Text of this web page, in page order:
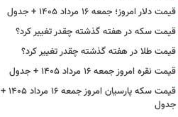
قیمت دلار امروز؛ جمعه ۱۶ مرداد ۱۴۰۵ + جدول
قیمت سکه در هفته گذشته چقدر تغییر کرد؟
قیمت طلا در هفته گذشته چقدر تغییر کرد؟
قیمت نقره امروز جمعه ۱۶ مرداد ۱۴۰۵ + جدول
قیمت سکه پارسیان امروز جمعه ۱۶ مرداد ۱۴۰۵ +
جدول